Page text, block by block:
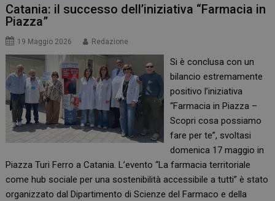
Catania: il successo dell’iniziativa “Farmacia in
Piazza”
19 Maggio 2026 Redazione
Si è conclusa con un
bilancio estremamente
positivo l’iniziativa
“Farmacia in Piazza –
Scopri cosa possiamo
fare per te”, svoltasi
domenica 17 maggio in
Piazza Turi Ferro a Catania. L’evento “La farmacia territoriale
come hub sociale per una sostenibilità accessibile a tutti” è stato
organizzato dal Dipartimento di Scienze del Farmaco e della